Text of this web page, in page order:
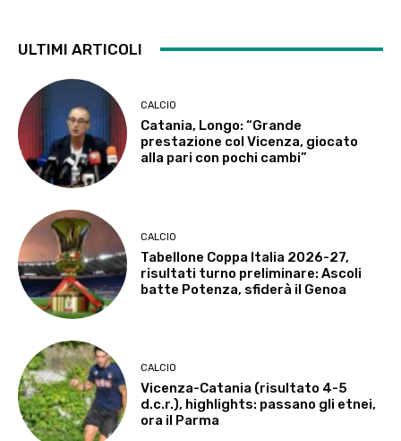
ULTIMI ARTICOLI
CALCIO
Catania, Longo: “Grande
prestazione col Vicenza, giocato
alla pari con pochi cambi”
CALCIO
Tabellone Coppa Italia 2026-27,
risultati turno preliminare: Ascoli
batte Potenza, sfiderà il Genoa
CALCIO
Vicenza-Catania (risultato 4-5
d.c.r.), highlights: passano gli etnei,
ora il Parma